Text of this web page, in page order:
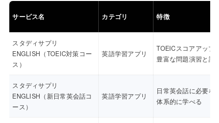
サービス名 カテゴリ 特徴
スタディサプリ
ENGLISH（TOEIC対策コー
ス）
英語学習アプリ
TOEICスコアアップ
豊富な問題演習と講
スタディサプリ
ENGLISH（新日常英会話コ
ース）
英語学習アプリ
日常英会話に必要な
体系的に学べる